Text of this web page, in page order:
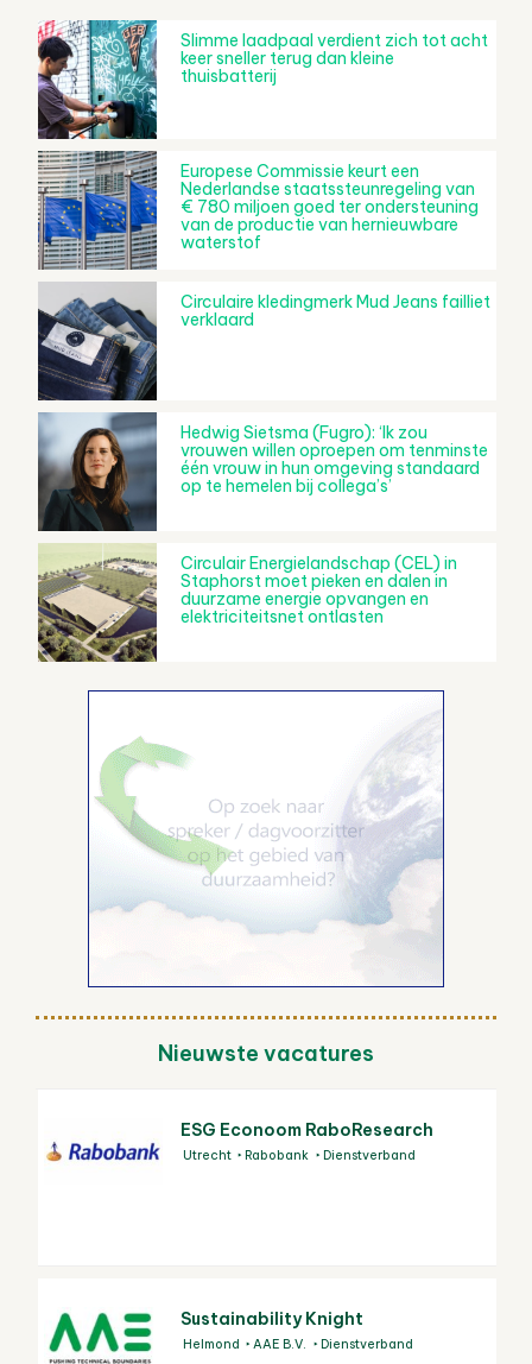
Slimme laadpaal verdient zich tot acht
keer sneller terug dan kleine
thuisbatterij
Europese Commissie keurt een
Nederlandse staatssteunregeling van
€ 780 miljoen goed ter ondersteuning
van de productie van hernieuwbare
waterstof
Circulaire kledingmerk Mud Jeans failliet
verklaard
Hedwig Sietsma (Fugro): ‘Ik zou
vrouwen willen oproepen om tenminste
één vrouw in hun omgeving standaard
op te hemelen bij collega’s’
Circulair Energielandschap (CEL) in
Staphorst moet pieken en dalen in
duurzame energie opvangen en
elektriciteitsnet ontlasten
Nieuwste vacatures
ESG Econoom RaboResearch
Utrecht Rabobank Dienstverband
Sustainability Knight
Helmond AAE B.V. Dienstverband